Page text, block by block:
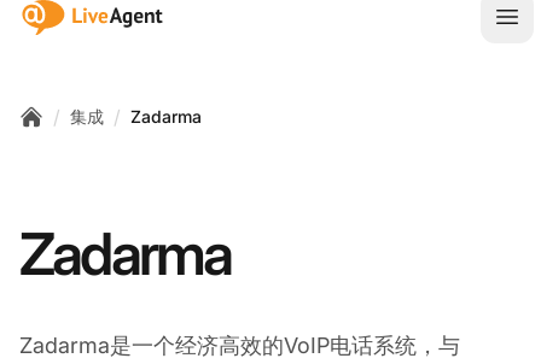
:site.title
/ 集成 / Zadarma
Zadarma
Zadarma是一个经济高效的VoIP电话系统，与